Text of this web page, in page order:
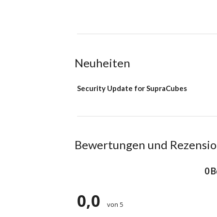
Neuheiten
Security Update for SupraCubes
Bewertungen und
0,0 von 5
0